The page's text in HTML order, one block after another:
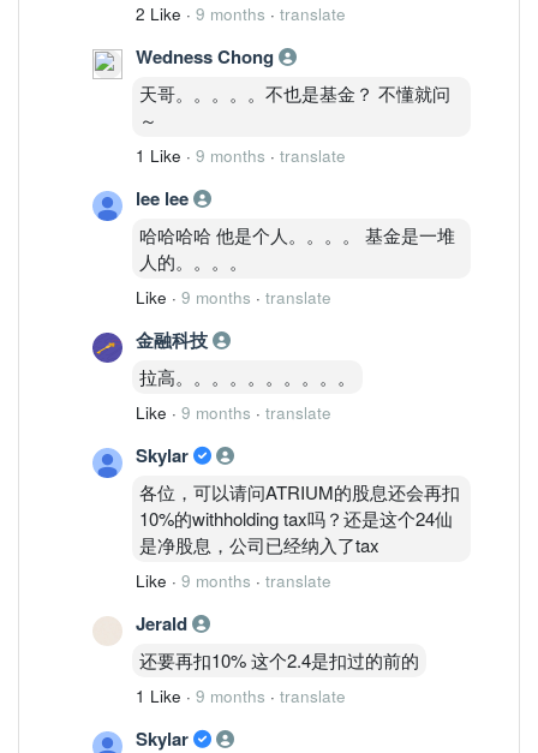
2 Like · 9 months · translate
Wedness Chong
天哥。。。。。不也是基金？ 不懂就问
～
1 Like · 9 months · translate
lee lee
哈哈哈哈 他是个人。。。。 基金是一堆
人的。。。。
Like · 9 months · translate
金融科技
拉高。。。。。。。。。。
Like · 9 months · translate
Skylar
各位，可以请问ATRIUM的股息还会再扣
10%的withholding tax吗？还是这个24仙
是净股息，公司已经纳入了tax
Like · 9 months · translate
Jerald
还要再扣10% 这个2.4是扣过的前的
1 Like · 9 months · translate
Skylar